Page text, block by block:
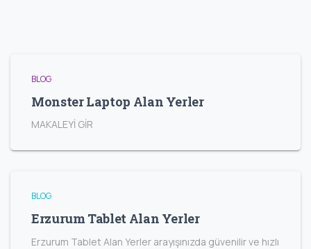
BLOG
Monster Laptop Alan Yerler
MAKALEYİ GİR
BLOG
Erzurum Tablet Alan Yerler
Erzurum Tablet Alan Yerler arayışınızda güvenilir ve hızlı